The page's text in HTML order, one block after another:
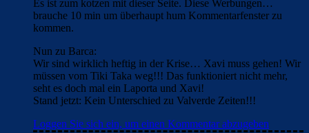
Es ist zum kotzen mit dieser Seite. Diese Werbungen…
brauche 10 min um überhaupt hum Kommentarfenster zu
kommen.
Nun zu Barca:
Wir sind wirklich heftig in der Krise… Xavi muss gehen! Wir
müssen vom Tiki Taka weg!!! Das funktioniert nicht mehr,
seht es doch mal ein Laporta und Xavi!
Stand jetzt: Kein Unterschied zu Valverde Zeiten!!!
Loggen Sie sich ein, um einen Kommentar abzugeben